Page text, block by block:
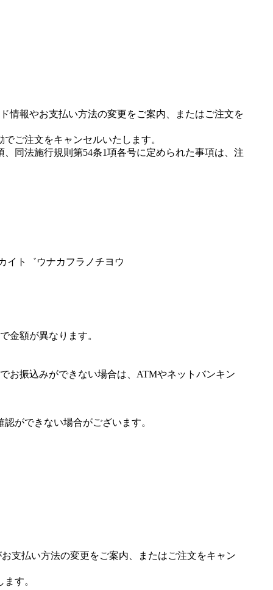
情報やお支払い方法の変更をご案内、またはご注文を
ご注文をキャンセルいたします。
同法施行規則第54条1項各号に定められた事項は、注
イト゛ウナカフラノチヨウ
金額が異なります。
お振込みができない場合は、ATMやネットバンキン
ができない場合がございます。
支払い方法の変更をご案内、またはご注文をキャン
す。